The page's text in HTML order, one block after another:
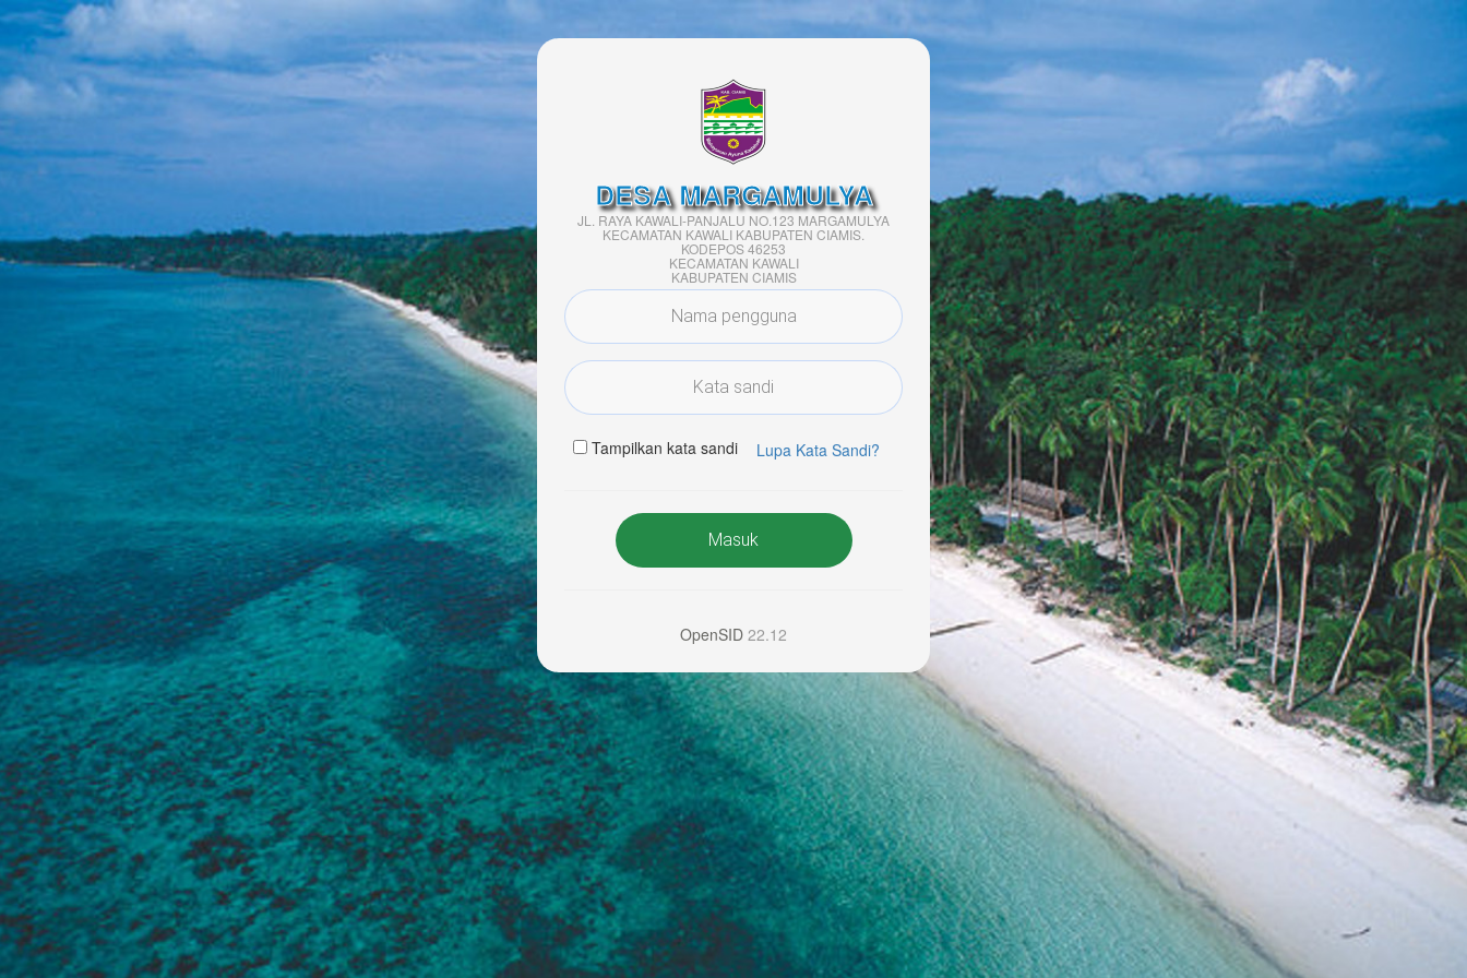
DESA MARGAMULYA
JL. RAYA KAWALI-PANJALU NO.123 MARGAMULYA
KECAMATAN KAWALI KABUPATEN CIAMIS.
KODEPOS 46253
KECAMATAN KAWALI
KABUPATEN CIAMIS
Tampilkan kata sandi Lupa Kata Sandi?
Masuk
OpenSID 22.12